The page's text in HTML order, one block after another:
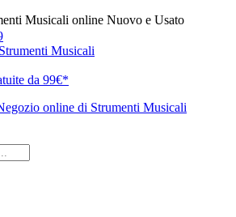
Musicali online Nuovo e Usato
Musicali
da 99€*